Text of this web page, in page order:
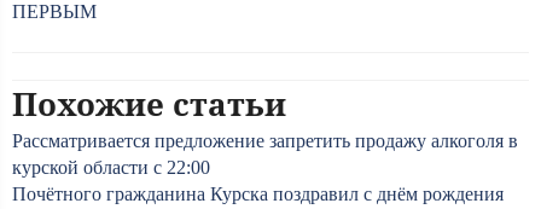
ПЕРВЫМ
Похожие статьи
Рассматривается предложение запретить продажу алкоголя в
курской области с 22:00
Почётного гражданина Курска поздравил с днём рождения